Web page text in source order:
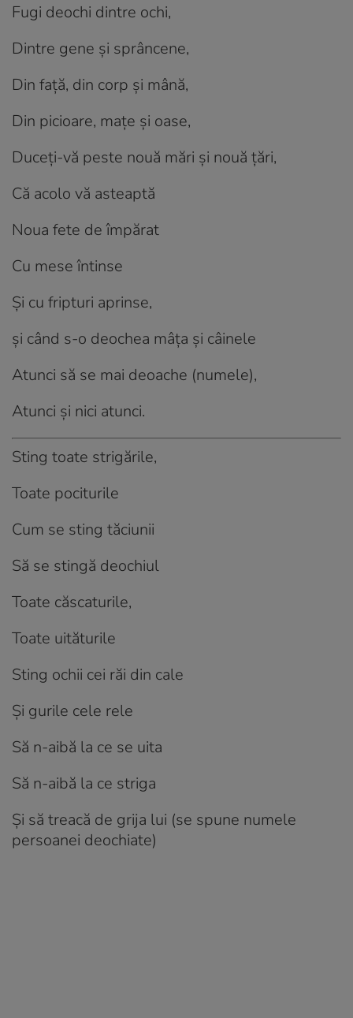
Fugi deochi dintre ochi,
Dintre gene și sprâncene,
Din față, din corp și mână,
Din picioare, mațe și oase,
Duceți-vă peste nouă mări și nouă țări,
Că acolo vă asteaptă
Noua fete de împărat
Cu mese întinse
Și cu fripturi aprinse,
și când s-o deochea mâța și câinele
Atunci să se mai deoache (numele),
Atunci și nici atunci.
Sting toate strigările,
Toate pociturile
Cum se sting tăciunii
Să se stingă deochiul
Toate căscaturile,
Toate uităturile
Sting ochii cei răi din cale
Și gurile cele rele
Să n-aibă la ce se uita
Să n-aibă la ce striga
Și să treacă de grija lui (se spune numele
persoanei deochiate)